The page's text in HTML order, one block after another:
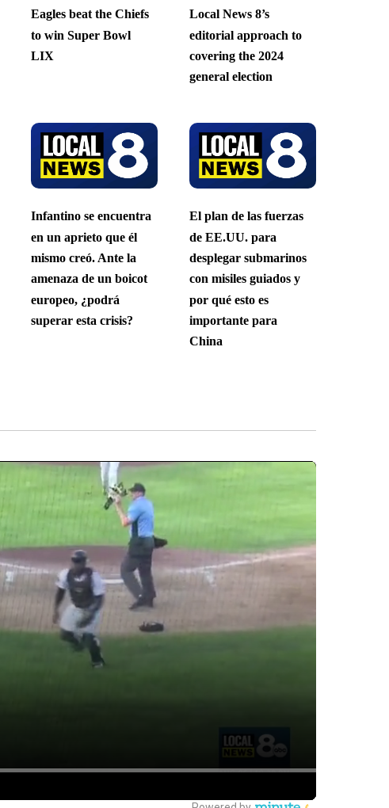
Eagles beat the Chiefs
to win Super Bowl
LIX
Local News 8’s
editorial approach to
covering the 2024
general election
Infantino se encuentra
en un aprieto que él
mismo creó. Ante la
amenaza de un boicot
europeo, ¿podrá
superar esta crisis?
El plan de las fuerzas
de EE.UU. para
desplegar submarinos
con misiles guiados y
por qué esto es
importante para
China